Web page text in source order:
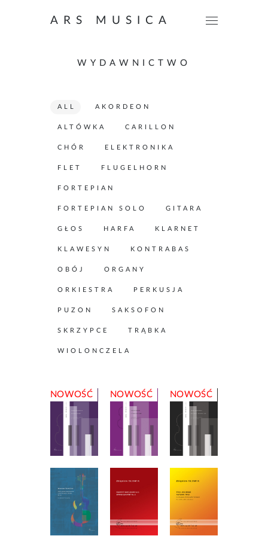
ARS MUSICA
WYDAWNICTWO
ALL AKORDEON
ALTÓWKA CARILLON
CHÓR ELEKTRONIKA
FLET FLUGELHORN
FORTEPIAN
FORTEPIAN SOLO GITARA
GŁOS HARFA KLARNET
KLAWESYN KONTRABAS
OBÓJ ORGANY
ORKIESTRA PERKUSJA
PUZON SAKSOFON
SKRZYPCE TRĄBKA
WIOLONCZELA
NOWOŚĆ NOWOŚĆ NOWOŚĆ